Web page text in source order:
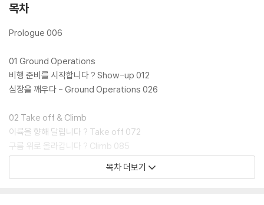
목차
Prologue 006
01 Ground Operations
비행 준비를 시작합니다 ? Show-up 012
심장을 깨우다 - Ground Operations 026
02 Take off & Climb
이륙을 향해 달립니다 ? Take off 072
구름 위로 올라갑니다 ? Climb 085
목차 더보기